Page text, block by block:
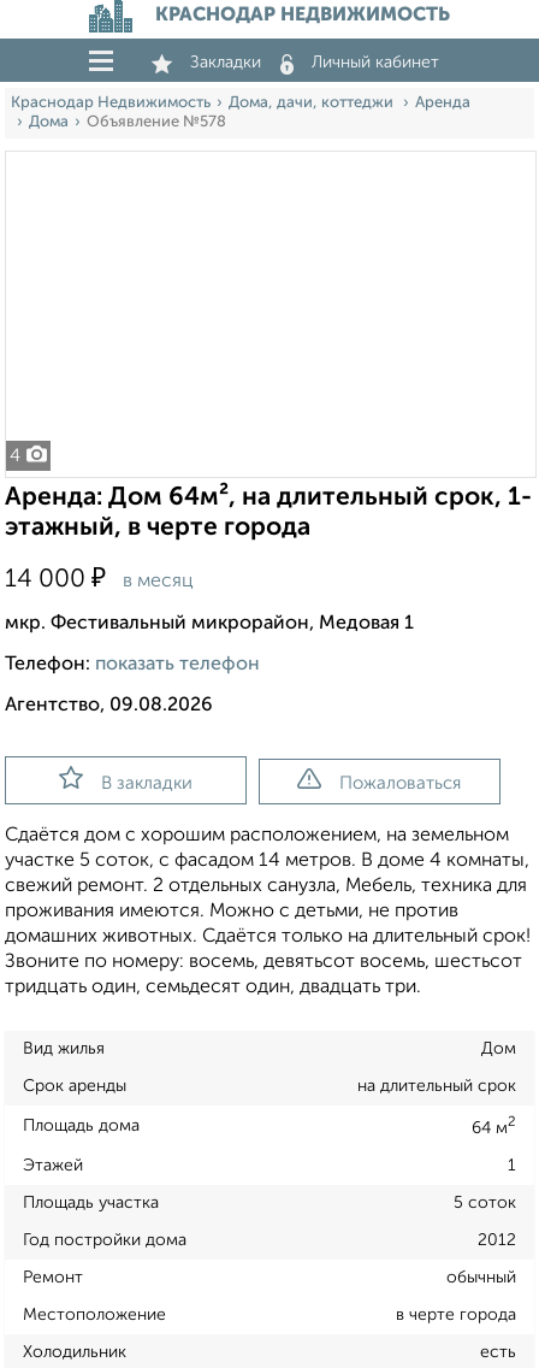
КРАСНОДАР НЕДВИЖИМОСТЬ
Закладки Личный кабинет
Краснодар Недвижимость Дома, дачи, коттеджи
Аренда
Дома
Объявление №578
4
Аренда: Дом 64м², на длительный срок, 1-
этажный, в черте города
14 000 ₽ в месяц
мкр. Фестивальный микрорайон, Медовая 1
Телефон: показать телефон
Агентство, 09.08.2026
В закладки Пожаловаться
Сдаётся дом с хорошим расположением, на земельном
участке 5 соток, с фасадом 14 метров. В доме 4 комнаты,
свежий ремонт. 2 отдельных санузла, Мебель, техника для
проживания имеются. Можно с детьми, не против
домашних животных. Сдаётся только на длительный срок!
Звоните по номеру: восемь, девятьсот восемь, шестьсот
тридцать один, семьдесят один, двадцать три.
Вид жилья Дом
Срок аренды на длительный срок
Площадь дома 64 м2
Этажей 1
Площадь участка 5 соток
Год постройки дома 2012
Ремонт обычный
Местоположение в черте города
Холодильник есть